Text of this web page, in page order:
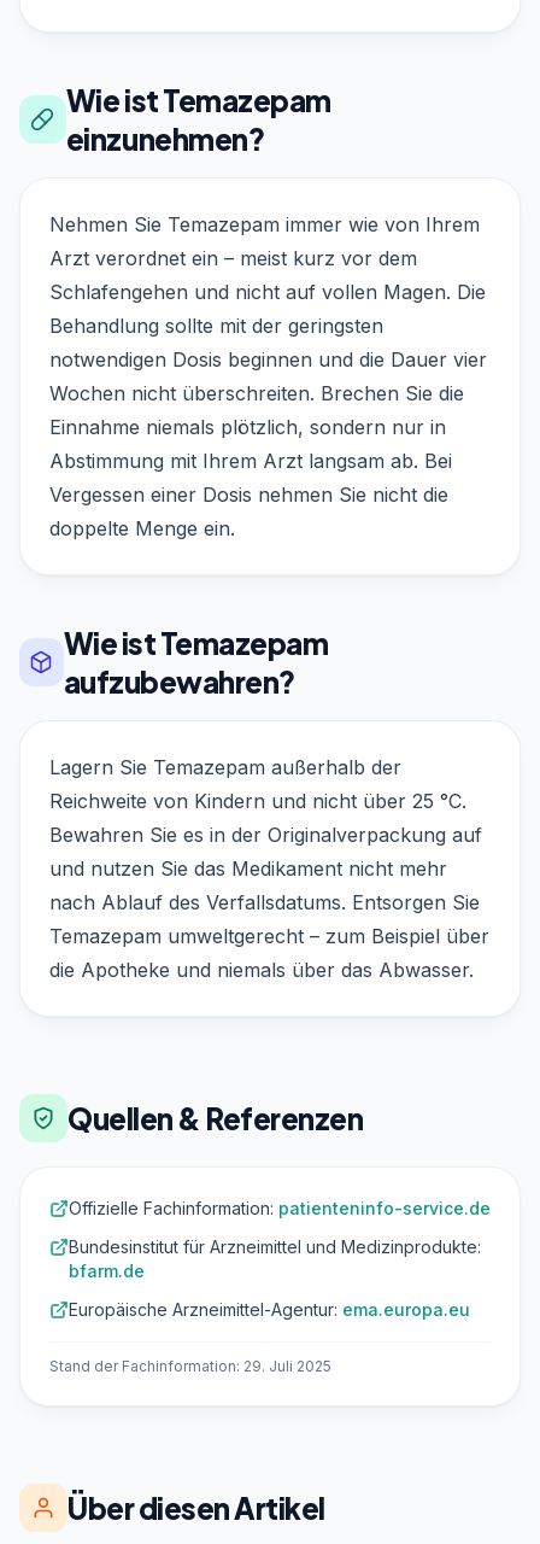
Wie ist Temazepam
einzunehmen?
Nehmen Sie Temazepam immer wie von Ihrem
Arzt verordnet ein – meist kurz vor dem
Schlafengehen und nicht auf vollen Magen. Die
Behandlung sollte mit der geringsten
notwendigen Dosis beginnen und die Dauer vier
Wochen nicht überschreiten. Brechen Sie die
Einnahme niemals plötzlich, sondern nur in
Abstimmung mit Ihrem Arzt langsam ab. Bei
Vergessen einer Dosis nehmen Sie nicht die
doppelte Menge ein.
Wie ist Temazepam
aufzubewahren?
Lagern Sie Temazepam außerhalb der
Reichweite von Kindern und nicht über 25 °C.
Bewahren Sie es in der Originalverpackung auf
und nutzen Sie das Medikament nicht mehr
nach Ablauf des Verfallsdatums. Entsorgen Sie
Temazepam umweltgerecht – zum Beispiel über
die Apotheke und niemals über das Abwasser.
Quellen & Referenzen
Offizielle Fachinformation: patienteninfo-service.de
Bundesinstitut für Arzneimittel und Medizinprodukte:
bfarm.de
Europäische Arzneimittel-Agentur: ema.europa.eu
Stand der Fachinformation: 29. Juli 2025
Über diesen Artikel